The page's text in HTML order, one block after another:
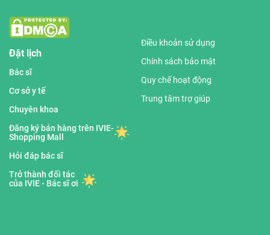
Đặt lịch
Bác sĩ
Cơ sở y tế
Chuyên khoa
Đăng ký bán hàng trên IVIE-
Shopping Mall
Hỏi đáp bác sĩ
Trở thành đối tác
của IVIE - Bác sĩ ơi
Điều khoản sử dụng
Chính sách bảo mật
Quy chế hoạt động
Trung tâm trợ giúp